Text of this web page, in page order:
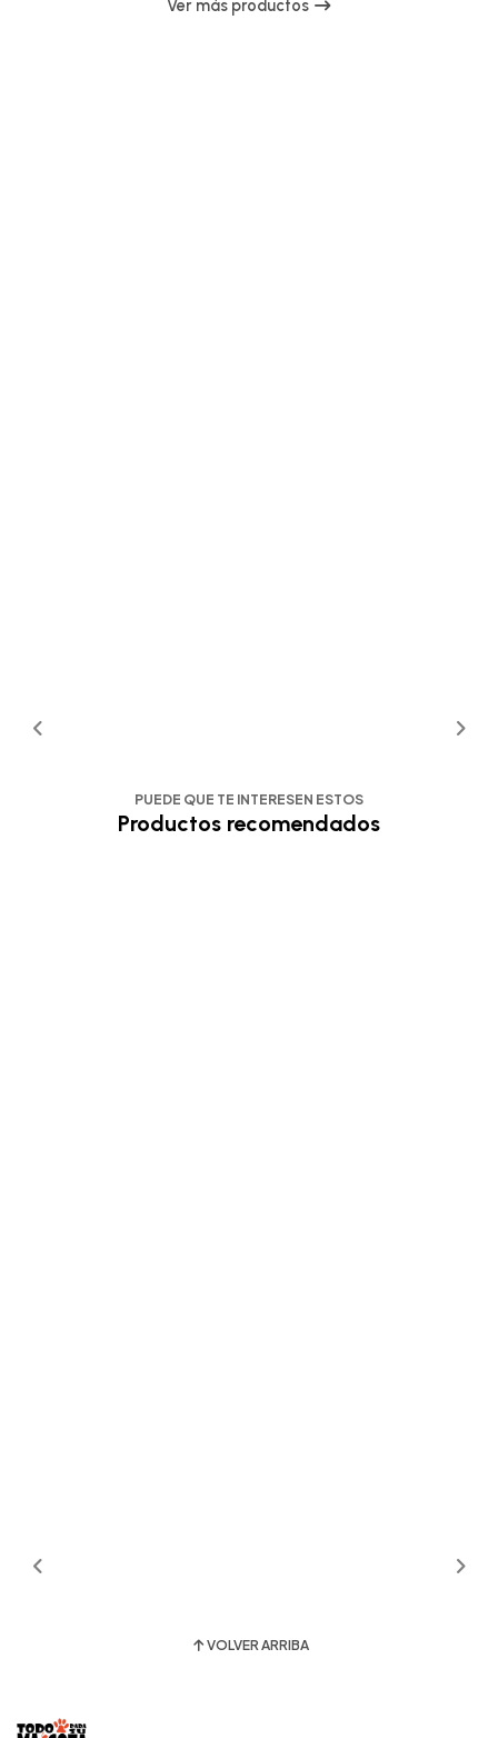
Ver más productos
PUEDE QUE TE INTERESEN ESTOS
Productos recomendados
VOLVER ARRIBA